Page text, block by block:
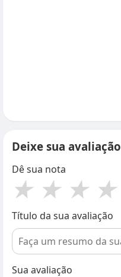
Deixe sua avaliação
Dê sua nota
★ ★ ★ ★
Título da sua avaliação
Sua avaliação